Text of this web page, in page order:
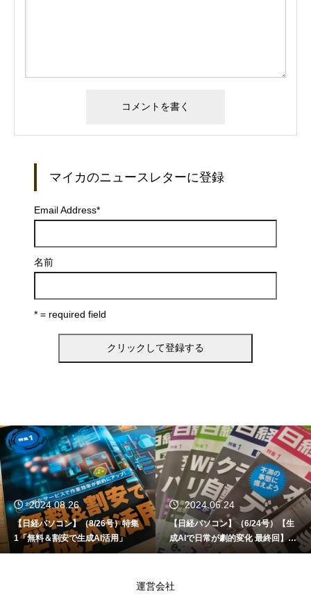
マイカのニュースレターに登録
Email Address*
名前
* = required field
2024.06.24
【日経パソコン】（6/24号）【生
成AIで日常が劇的変化 最終回】 A
I時代のアプリケーション／サービ
2024.06.12
【書籍】ゼロからはじめる な
ど！Copilot活用術（技術評論
運営会社